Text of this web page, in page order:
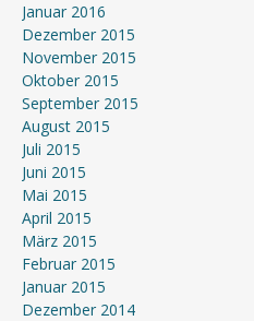
Januar 2016
Dezember 2015
November 2015
Oktober 2015
September 2015
August 2015
Juli 2015
Juni 2015
Mai 2015
April 2015
März 2015
Februar 2015
Januar 2015
Dezember 2014